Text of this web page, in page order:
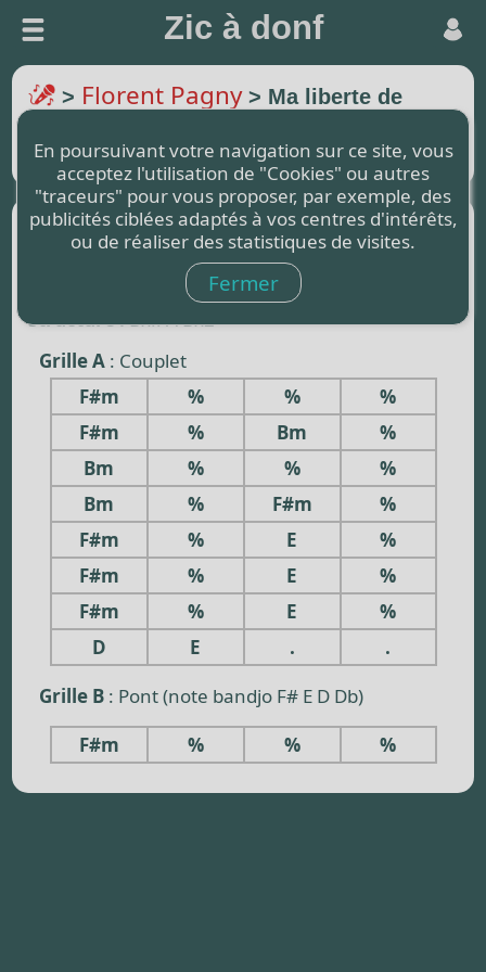
Zic à donf
En poursuivant votre navigation sur ce site, vous
acceptez l'utilisation de "Cookies" ou autres
"traceurs" pour vous proposer, par exemple, des
publicités ciblées adaptés à vos centres d'intérêts,
ou de réaliser des statistiques de visites.
Fermer
> Florent Pagny> Ma liberte de
Transposer de 0 (demi-ton)
Afficher les Paroles :
4/4 - Tempo 180
Structure :Bx.. A Bx2
Grille A : Couplet
F#m
% %
%
F#m
% Bm
%
Bm
% %
%
Bm
% F#m
%
F#m
% E
%
F#m
% E
%
F#m
% E
%
D
E .
.
Grille B : Pont (note bandjo F# E D Db)
F#m
% % %